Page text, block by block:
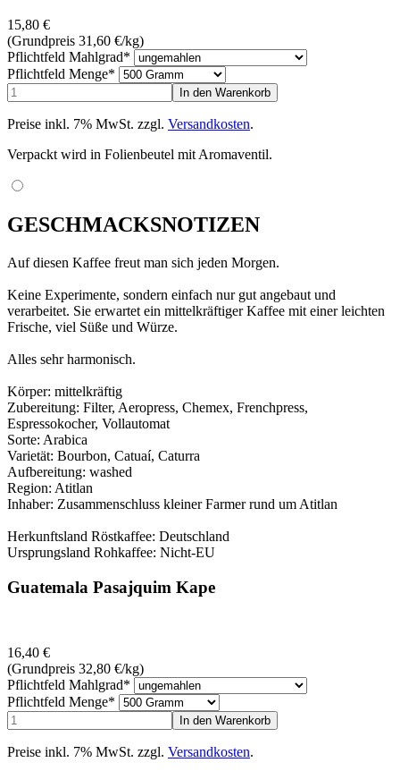
15,80 €
(Grundpreis 31,60 €/kg)
Pflichtfeld Mahlgrad*
Pflichtfeld Menge*
Preise inkl. 7% MwSt. zzgl. Versandkosten.
Verpackt wird in Folienbeutel mit Aromaventil.
GESCHMACKSNOTIZEN
Auf diesen Kaffee freut man sich jeden Morgen.
Keine Experimente, sondern einfach nur gut angebaut und
verarbeitet. Sie erwartet ein mittelkräftiger Kaffee mit einer leichten
Frische, viel Süße und Würze.
Alles sehr harmonisch.
Körper: mittelkräftig
Zubereitung: Filter, Aeropress, Chemex, Frenchpress,
Espressokocher, Vollautomat
Sorte: Arabica
Varietät: Bourbon, Catuaí, Caturra
Aufbereitung: washed
Region: Atitlan
Inhaber: Zusammenschluss kleiner Farmer rund um Atitlan
Herkunftsland Röstkaffee: Deutschland
Ursprungsland Rohkaffee: Nicht-EU
Guatemala Pasajquim Kape
16,40 €
(Grundpreis 32,80 €/kg)
Pflichtfeld Mahlgrad*
Pflichtfeld Menge*
Preise inkl. 7% MwSt. zzgl. Versandkosten.